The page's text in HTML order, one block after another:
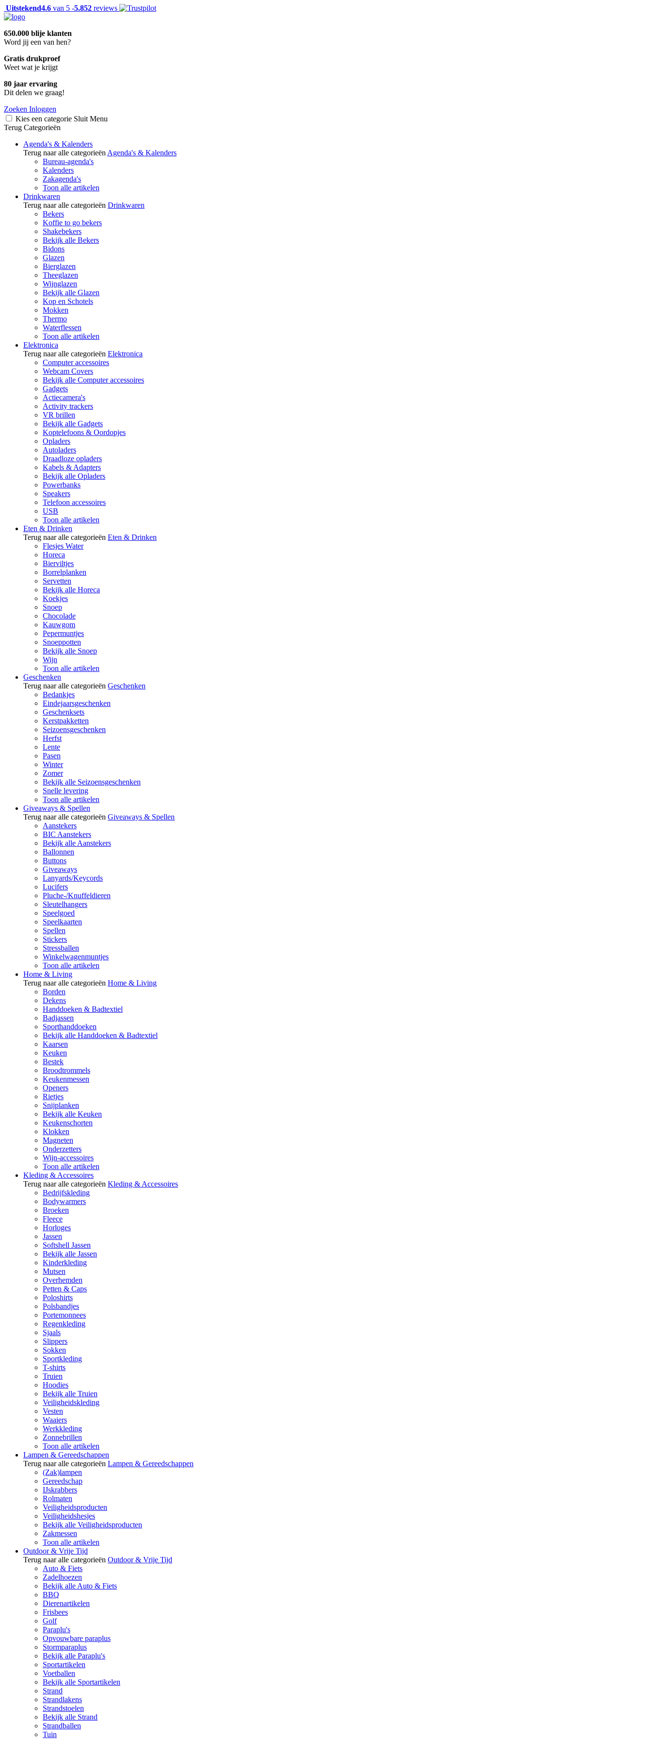
Uitstekend4.6 van 5 -5.852 reviews
650.000 blije klanten
Word jij een van hen?
Gratis drukproef
Weet wat je krijgt
80 jaar ervaring
Dit delen we graag!
Zoeken Inloggen
Kies een categorie Sluit Menu
Terug Categorieën
Agenda's & Kalenders
Terug naar alle categorieën Agenda's & Kalenders
Bureau-agenda's
Kalenders
Zakagenda's
Toon alle artikelen
Drinkwaren
Terug naar alle categorieën Drinkwaren
Bekers
Koffie to go bekers
Shakebekers
Bekijk alle Bekers
Bidons
Glazen
Bierglazen
Theeglazen
Wijnglazen
Bekijk alle Glazen
Kop en Schotels
Mokken
Thermo
Waterflessen
Toon alle artikelen
Elektronica
Terug naar alle categorieën Elektronica
Computer accessoires
Webcam Covers
Bekijk alle Computer accessoires
Gadgets
Actiecamera's
Activity trackers
VR brillen
Bekijk alle Gadgets
Koptelefoons & Oordopjes
Opladers
Autoladers
Draadloze opladers
Kabels & Adapters
Bekijk alle Opladers
Powerbanks
Speakers
Telefoon accessoires
USB
Toon alle artikelen
Eten & Drinken
Terug naar alle categorieën Eten & Drinken
Flesjes Water
Horeca
Bierviltjes
Borrelplanken
Servetten
Bekijk alle Horeca
Koekjes
Snoep
Chocolade
Kauwgom
Pepermuntjes
Snoeppotten
Bekijk alle Snoep
Wijn
Toon alle artikelen
Geschenken
Terug naar alle categorieën Geschenken
Bedankjes
Eindejaarsgeschenken
Geschenksets
Kerstpakketten
Seizoensgeschenken
Herfst
Lente
Pasen
Winter
Zomer
Bekijk alle Seizoensgeschenken
Snelle levering
Toon alle artikelen
Giveaways & Spellen
Terug naar alle categorieën Giveaways & Spellen
Aanstekers
BIC Aanstekers
Bekijk alle Aanstekers
Ballonnen
Buttons
Giveaways
Lanyards/Keycords
Lucifers
Pluche-/Knuffeldieren
Sleutelhangers
Speelgoed
Speelkaarten
Spellen
Stickers
Stressballen
Winkelwagenmuntjes
Toon alle artikelen
Home & Living
Terug naar alle categorieën Home & Living
Borden
Dekens
Handdoeken & Badtextiel
Badjassen
Sporthanddoeken
Bekijk alle Handdoeken & Badtextiel
Kaarsen
Keuken
Bestek
Broodtrommels
Keukenmessen
Openers
Rietjes
Snijplanken
Bekijk alle Keuken
Keukenschorten
Klokken
Magneten
Onderzetters
Wijn-accessoires
Toon alle artikelen
Kleding & Accessoires
Terug naar alle categorieën Kleding & Accessoires
Bedrijfskleding
Bodywarmers
Broeken
Fleece
Horloges
Jassen
Softshell Jassen
Bekijk alle Jassen
Kinderkleding
Mutsen
Overhemden
Petten & Caps
Poloshirts
Polsbandjes
Portemonnees
Regenkleding
Sjaals
Slippers
Sokken
Sportkleding
T-shirts
Truien
Hoodies
Bekijk alle Truien
Veiligheidskleding
Vesten
Waaiers
Werkkleding
Zonnebrillen
Toon alle artikelen
Lampen & Gereedschappen
Terug naar alle categorieën Lampen & Gereedschappen
(Zak)lampen
Gereedschap
IJskrabbers
Rolmaten
Veiligheidsproducten
Veiligheidshesjes
Bekijk alle Veiligheidsproducten
Zakmessen
Toon alle artikelen
Outdoor & Vrije Tijd
Terug naar alle categorieën Outdoor & Vrije Tijd
Auto & Fiets
Zadelhoezen
Bekijk alle Auto & Fiets
BBQ
Dierenartikelen
Frisbees
Golf
Paraplu's
Opvouwbare paraplus
Stormparaplus
Bekijk alle Paraplu's
Sportartikelen
Voetballen
Bekijk alle Sportartikelen
Strand
Strandlakens
Strandstoelen
Bekijk alle Strand
Strandballen
Tuin